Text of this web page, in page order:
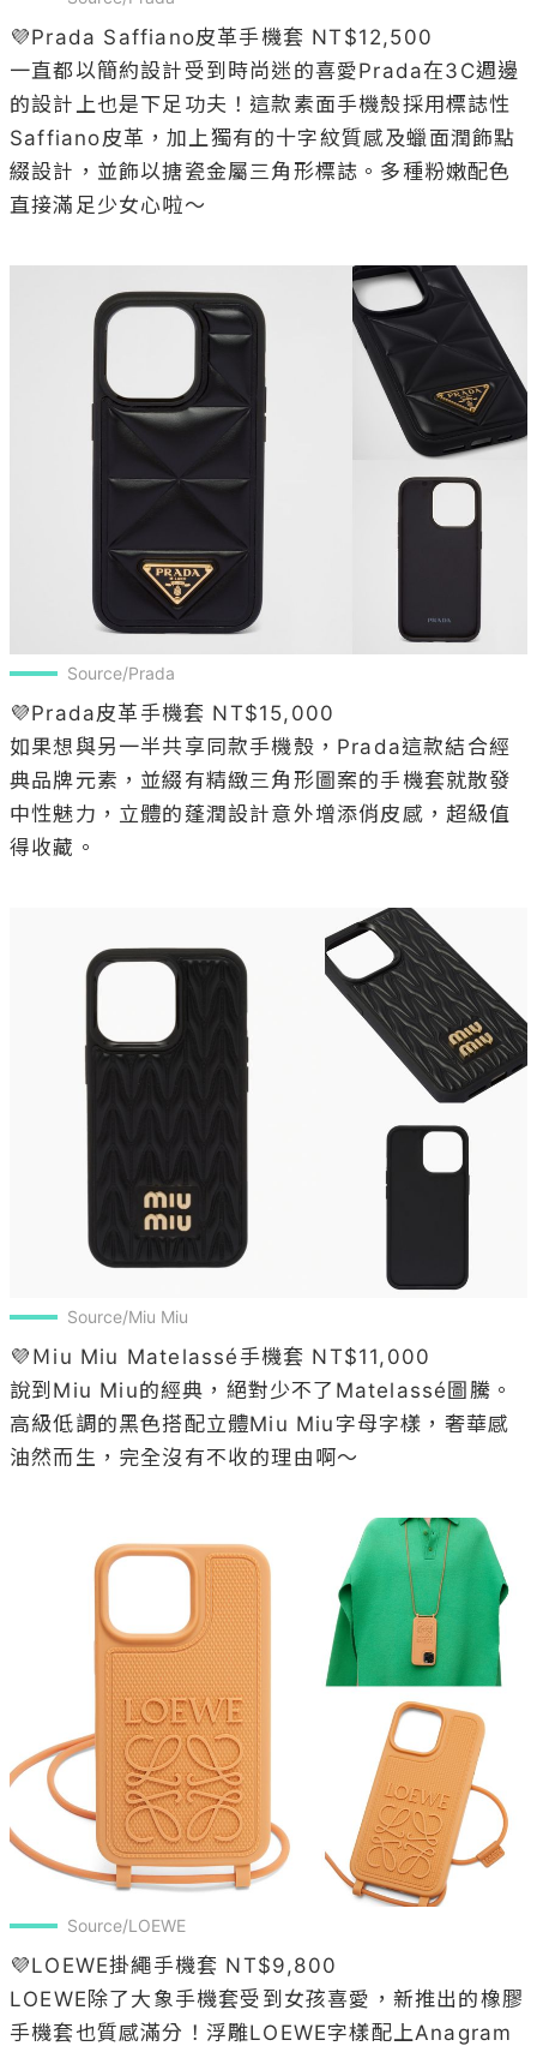
💜Prada Saffiano皮革手機套 NT$12,500
一直都以簡約設計受到時尚迷的喜愛Prada在3C週邊
的設計上也是下足功夫！這款素面手機殼採用標誌性
Saffiano皮革，加上獨有的十字紋質感及蠟面潤飾點
綴設計，並飾以搪瓷金屬三角形標誌。多種粉嫩配色
直接滿足少女心啦～
Source/Prada
💜Prada皮革手機套 NT$15,000
如果想與另一半共享同款手機殼，Prada這款結合經
典品牌元素，並綴有精緻三角形圖案的手機套就散發
中性魅力，立體的蓬潤設計意外增添俏皮感，超級值
得收藏。
Source/Miu Miu
💜Ｍiu Miu Matelassé手機套 NT$11,000
說到Miu Miu的經典，絕對少不了Matelassé圖騰。
高級低調的黑色搭配立體Miu Miu字母字樣，奢華感
油然而生，完全沒有不收的理由啊～
Source/LOEWE
💜LOEWE掛繩手機套 NT$9,800
LOEWE除了大象手機套受到女孩喜愛，新推出的橡膠
手機套也質感滿分！浮雕LOEWE字樣配上Anagram